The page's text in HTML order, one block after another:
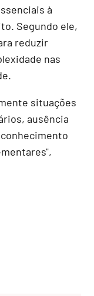
à
Segundo ele,
reduzir
nas
situações
ausência